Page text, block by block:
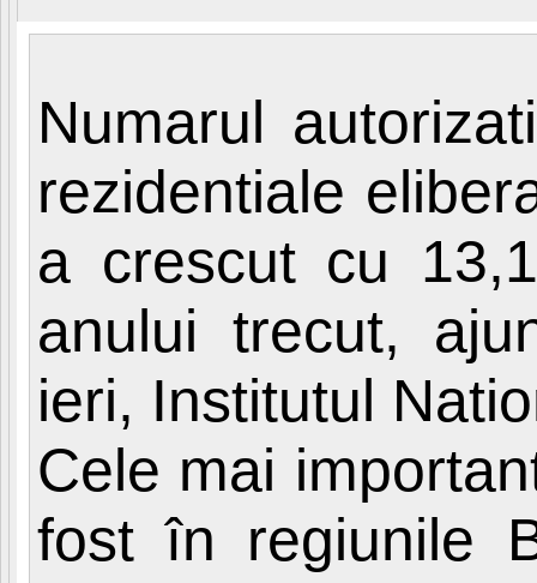
Numarul
rezidentiale
a crescut cu
anului trecut,
ieri, Institutul
Cele mai
fost în regiunile